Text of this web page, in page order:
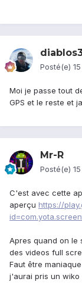
Posté(e)
Moi je passe tout
GPS et le reste et
Mr-R
Posté(e)
C'est avec cette
aperçu https://
Apres quand on le
des videos full
Faut être
j'aurai pris un wiko